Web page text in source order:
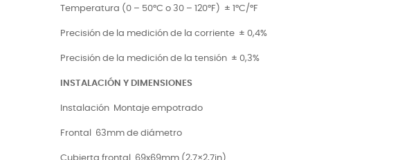
Temperatura (0 – 50°C o 30 – 120°F) ± 1°C/°F
Precisión de la medición de la corriente ± 0,4%
Precisión de la medición de la tensión ± 0,3%
INSTALACIÓN Y DIMENSIONES
Instalación Montaje empotrado
Frontal 63mm de diámetro